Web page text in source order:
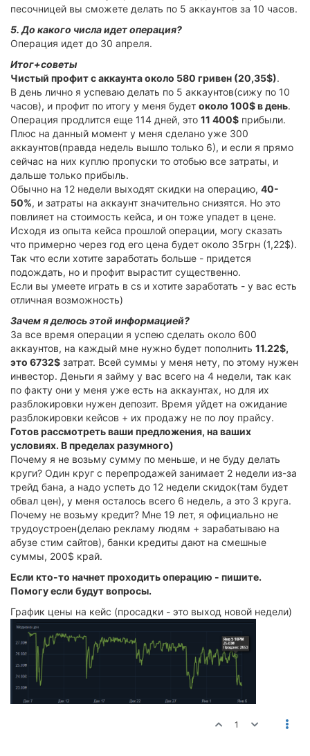
песочницей вы сможете делать по 5 аккаунтов за 10 часов.
5. До какого числа идет операция?
Операция идет до 30 апреля.
Итог+советы
Чистый профит с аккаунта около 580 гривен (20,35$).
В день лично я успеваю делать по 5 аккаунтов(сижу по 10
часов), и профит по итогу у меня будет около 100$ в день.
Операция продлится еще 114 дней, это 11 400$ прибыли.
Плюс на данный момент у меня сделано уже 300
аккаунтов(правда недель вышло только 6), и если я прямо
сейчас на них куплю пропуски то отобью все затраты, и
дальше только прибыль.
Обычно на 12 недели выходят скидки на операцию, 40-
50%, и затраты на аккаунт значительно снизятся. Но это
повлияет на стоимость кейса, и он тоже упадет в цене.
Исходя из опыта кейса прошлой операции, могу сказать
что примерно через год его цена будет около 35грн (1,22$).
Так что если хотите заработать больше - придется
подождать, но и профит вырастит существенно.
Если вы умеете играть в cs и хотите заработать - у вас есть
отличная возможность)
Зачем я делюсь этой информацией?
За все время операции я успею сделать около 600
аккаунтов, на каждый мне нужно будет пополнить 11.22$,
это 6732$ затрат. Всей суммы у меня нету, по этому нужен
инвестор. Деньги я займу у вас всего на 4 недели, так как
по факту они у меня уже есть на аккаунтах, но для их
разблокировки нужен депозит. Время уйдет на ожидание
разблокировки кейсов + их продажу не по лоу прайсу.
Готов рассмотреть ваши предложения, на ваших
условиях. В пределах разумного)
Почему я не возьму сумму по меньше, и не буду делать
круги? Один круг с перепродажей занимает 2 недели из-за
трейд бана, а надо успеть до 12 недели скидок(там будет
обвал цен), у меня осталось всего 6 недель, а это 3 круга.
Почему не возьму кредит? Мне 19 лет, я официально не
трудоустроен(делаю рекламу людям + зарабатываю на
абузе стим сайтов), банки кредиты дают на смешные
суммы, 200$ край.
Если кто-то начнет проходить операцию - пишите.
Помогу если будут вопросы.
График цены на кейс (просадки - это выход новой недели)
1